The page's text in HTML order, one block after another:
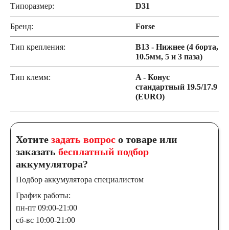
Типоразмер: D31
Бренд: Forse
Тип крепления:
B13 - Нижнее (4 борта,
10.5мм, 5 и 3 паза)
Тип клемм:
A - Конус
стандартный 19.5/17.9
(EURO)
Хотите задать вопрос о товаре или
заказать бесплатный подбор
аккумулятора?
Подбор аккумулятора специалистом
График работы:
пн-пт 09:00-21:00
сб-вс 10:00-21:00